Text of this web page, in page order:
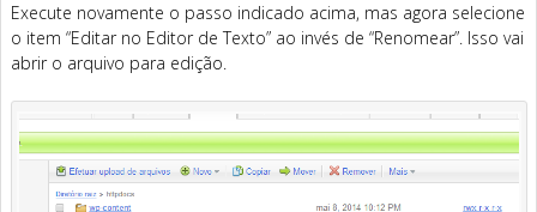
Execute novamente o passo indicado acima, mas agora selecione
o item “Editar no Editor de Texto” ao invés de “Renomear”. Isso vai
abrir o arquivo para edição.